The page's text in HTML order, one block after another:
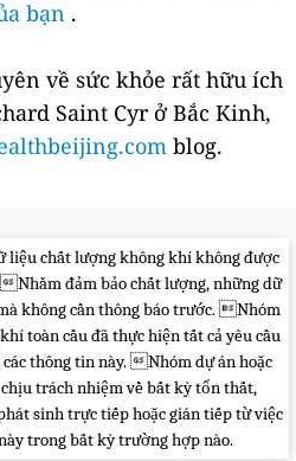
bạn .
về sức khỏe rất hữu ích
Saint Cyr ở Bắc Kinh,
blog.
liệu chất lượng không khí không được
Nhằm đảm bảo chất lượng, những dữ
không cần thông báo trước. Nhóm
toàn cầu đã thực hiện tất cả yêu cầu
thông tin này. Nhóm dự án hoặc
trách nhiệm về bất kỳ tổn thất,
sinh trực tiếp hoặc gián tiếp từ việc
trong bất kỳ trường hợp nào.